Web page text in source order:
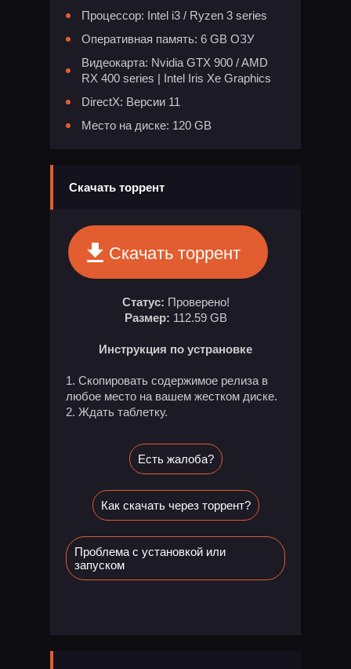
Процессор: Intel i3 / Ryzen 3 series
Оперативная память: 6 GB ОЗУ
Видеокарта: Nvidia GTX 900 / AMD
RX 400 series | Intel Iris Xe Graphics
DirectX: Версии 11
Место на диске: 120 GB
Скачать торрент
Скачать торрент
Статус: Проверено!
Размер: 112.59 GB
Инструкция по устрановке
Скопировать содержимое релиза в
любое место на вашем жестком диске.
Ждать таблетку.
Есть жалоба?
Как скачать через торрент?
Проблема с установкой или
запуском